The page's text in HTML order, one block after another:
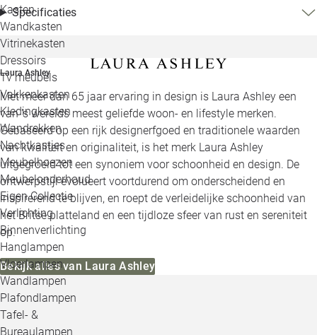
Kasten
Wandkasten
Vitrinekasten
Dressoirs
Tv meubels
Vakkenkasten
Kledingkasten
Wandrekken
Nachtkastjes
Meubelhoezen
Meubelonderhoud
Eigen Collectie
Verlichting
Binnenverlichting
Hanglampen
Vloerlampen
Wandlampen
Plafondlampen
Tafel- &
Bureaulampen
Specificaties
Laura Ashley
Met meer dan 65 jaar ervaring in design is Laura Ashley een
van 's werelds meest geliefde woon- en lifestyle merken.
Gebaseerd op een rijk designerfgoed en traditionele waarden
van kwaliteit en originaliteit, is het merk Laura Ashley
uitgegroeid tot een synoniem voor schoonheid en design. De
ontwerpstijl evolueert voortdurend om onderscheidend en
inspirerend te blijven, en roept de verleidelijke schoonheid van
het Britse platteland en een tijdloze sfeer van rust en sereniteit
op.
Bekijk alles van Laura Ashley